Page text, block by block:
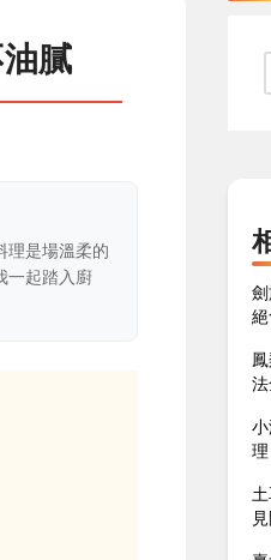
膩
理是場溫柔的
一起踏入廚
理